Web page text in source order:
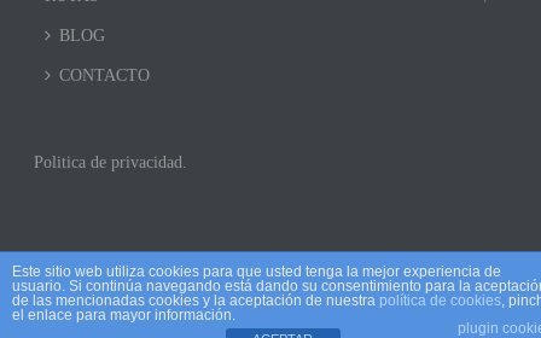
BLOG
CONTACTO
Politica de privacidad.
Este sitio web utiliza cookies para que usted tenga la mejor experiencia de
usuario. Si continúa navegando está dando su consentimiento para la
de las mencionadas cookies y la aceptación de nuestra política de cookies,
el enlace para mayor información.
plugin